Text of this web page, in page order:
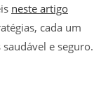
neste artigo
cada um
e seguro.